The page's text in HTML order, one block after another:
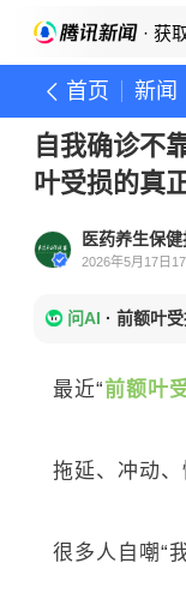
· 获
首页 新闻
自我确诊不
叶受损的真
医药养生保健
2026年5月17日
问AI · 前额叶
最近“前额叶
拖延、冲动
很多人自嘲“